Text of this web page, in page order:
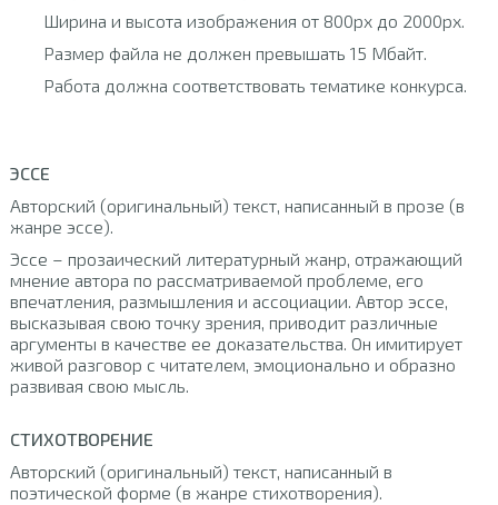
Ширина и высота изображения от 800px до 2000px.
Размер файла не должен превышать 15 Мбайт.
Работа должна соответствовать тематике конкурса.
ЭССЕ
Авторский (оригинальный) текст, написанный в прозе (в
жанре эссе).
Эссе – прозаический литературный жанр, отражающий
мнение автора по рассматриваемой проблеме, его
впечатления, размышления и ассоциации. Автор эссе,
высказывая свою точку зрения, приводит различные
аргументы в качестве ее доказательства. Он имитирует
живой разговор с читателем, эмоционально и образно
развивая свою мысль.
СТИХОТВОРЕНИЕ
Авторский (оригинальный) текст, написанный в
поэтической форме (в жанре стихотворения).